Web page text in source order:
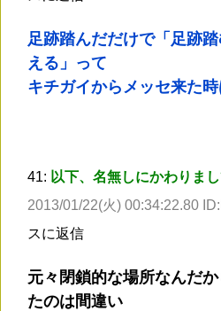
足跡踏んだだけで「足跡
える」って
キチガイからメッセ来た
41: 以下、名無しにかわりま
2013/01/22(火) 00:34:22.80
スに返信
元々閉鎖的な場所なんだ
たのは間違い